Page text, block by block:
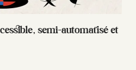
semi-automatisé et